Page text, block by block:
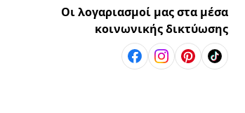
Οι λογαριασμοί μας στα μέσα
κοινωνικής δικτύωσης